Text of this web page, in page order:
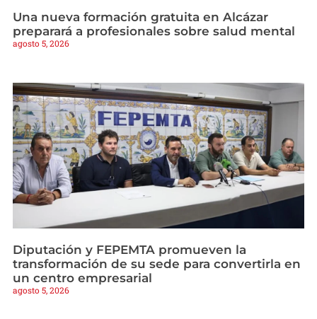
Una nueva formación gratuita en Alcázar
preparará a profesionales sobre salud mental
agosto 5, 2026
Diputación y FEPEMTA promueven la
transformación de su sede para convertirla en
un centro empresarial
agosto 5, 2026